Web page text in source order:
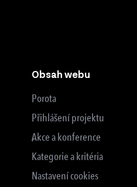
Obsah webu
Porota
Přihlášení projektu
Akce a konference
Kategorie a kritéria
Nastavení cookies